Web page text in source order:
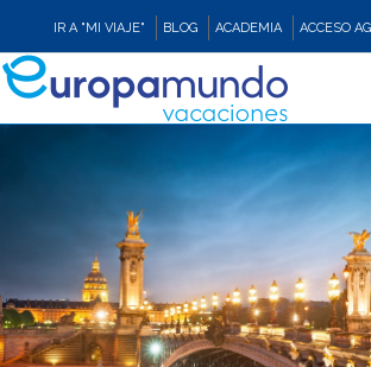
IR A "MI VIAJE" BLOG ACADEMIA ACCESO
CRUCEROS
ASIA